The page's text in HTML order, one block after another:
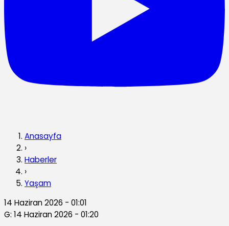
Anasayfa
›
Haberler
›
Yaşam
14 Haziran 2026 - 01:01
G: 14 Haziran 2026 - 01:20